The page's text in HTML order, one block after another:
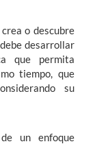
o descubre
desarrollar
que permita
tiempo, que
su
un enfoque